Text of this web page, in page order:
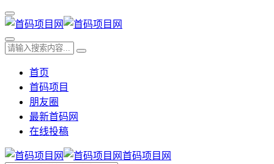
首页
首码项目
朋友圈
最新首码网
在线投稿
首码项目网